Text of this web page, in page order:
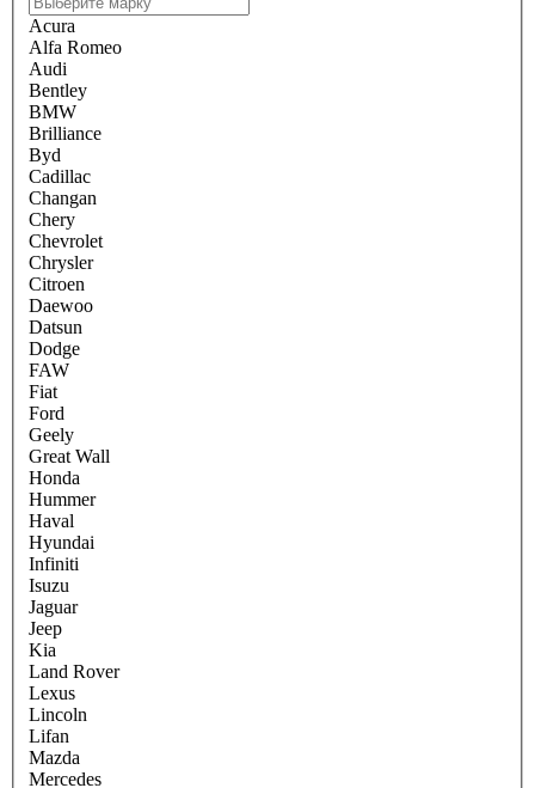
Acura
Alfa Romeo
Audi
Bentley
BMW
Brilliance
Byd
Cadillac
Changan
Chery
Chevrolet
Chrysler
Citroen
Daewoo
Datsun
Dodge
FAW
Fiat
Ford
Geely
Great Wall
Honda
Hummer
Haval
Hyundai
Infiniti
Isuzu
Jaguar
Jeep
Kia
Land Rover
Lexus
Lincoln
Lifan
Mazda
Mercedes